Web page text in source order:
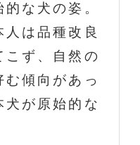
な犬の姿。
は品種改良
こず、自然の
む傾向があっ
犬が原始的な